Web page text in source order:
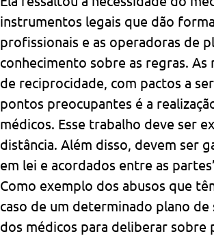
instrumentos legais que dão
profissionais e as operadoras de
conhecimento sobre as regras. As
de reciprocidade, com pactos a
pontos preocupantes é a
médicos. Esse trabalho deve ser
distância. Além disso, devem ser
em lei e acordados entre as
Como exemplo dos abusos que
caso de um determinado plano
dos médicos para deliberar sobre